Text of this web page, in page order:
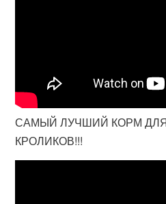
САМЫЙ ЛУЧШИЙ КОРМ
КРОЛИКОВ!!!